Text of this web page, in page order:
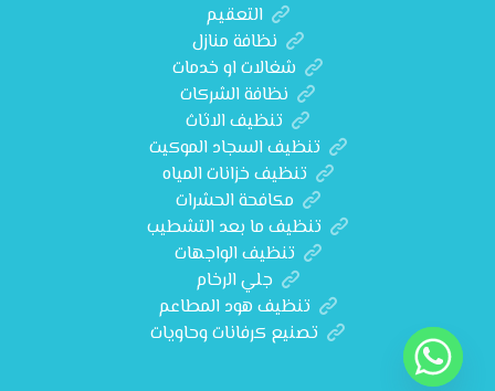
التعقيم
نظافة منازل
شغالات او خدمات
نظافة الشركات
تنظيف الاثاث
تنظيف السجاد الموكيت
تنظيف خزانات المياه
مكافحة الحشرات
تنظيف ما بعد التشطيب
تنظيف الواجهات
جلي الرخام
تنظيف هود المطاعم
تصنيع كرفانات وحاويات